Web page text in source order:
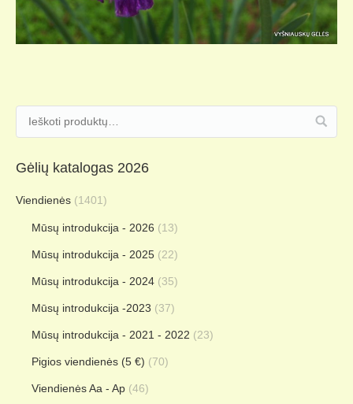
Gėlių katalogas 2026
Viendienės (1401)
Mūsų introdukcija - 2026 (13)
Mūsų introdukcija - 2025 (22)
Mūsų introdukcija - 2024 (35)
Mūsų introdukcija -2023 (37)
Mūsų introdukcija - 2021 - 2022 (23)
Pigios viendienės (5 €) (70)
Viendienės Aa - Ap (46)